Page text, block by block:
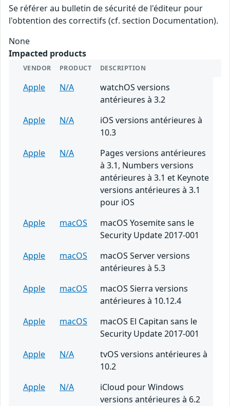
Se référer au bulletin de sécurité de l'éditeur pour
l'obtention des correctifs (cf. section Documentation).
None
Impacted products
VENDOR PRODUCT DESCRIPTION
Apple N/A
watchOS versions
antérieures à 3.2
Apple
N/A
iOS versions antérieures à
10.3
Apple
N/A
Pages versions antérieures
à 3.1, Numbers versions
antérieures à 3.1 et Keynote
versions antérieures à 3.1
pour iOS
Apple
macOS
macOS Yosemite sans le
Security Update 2017-001
Apple
macOS
macOS Server versions
antérieures à 5.3
Apple
macOS
macOS Sierra versions
antérieures à 10.12.4
Apple
macOS
macOS El Capitan sans le
Security Update 2017-001
Apple
N/A
tvOS versions antérieures à
10.2
Apple
N/A
iCloud pour Windows
versions antérieures à 6.2